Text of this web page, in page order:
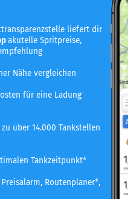
liefert dir
akutelle Spritpreise,
Nähe vergleichen
für eine Ladung
über 14.000 Tankstellen
Tankzeitpunkt*
Routenplaner*,